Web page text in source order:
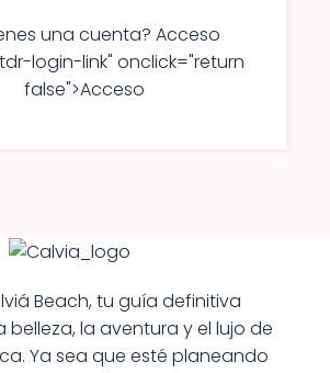
una cuenta? Acceso
login-link" onclick="return
false">Acceso
Beach, tu guía definitiva
belleza, la aventura y el lujo de
Ya sea que esté planeando